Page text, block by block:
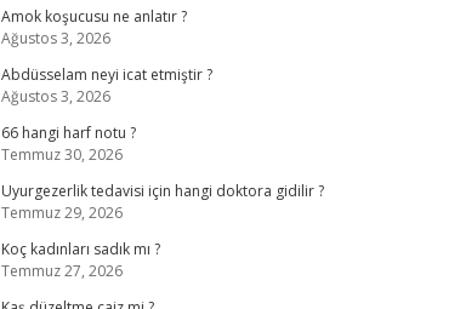
Amok koşucusu ne anlatır ?
Ağustos 3, 2026
Abdüsselam neyi icat etmiştir ?
Ağustos 3, 2026
66 hangi harf notu ?
Temmuz 30, 2026
Uyurgezerlik tedavisi için hangi doktora gidilir ?
Temmuz 29, 2026
Koç kadınları sadık mı ?
Temmuz 27, 2026